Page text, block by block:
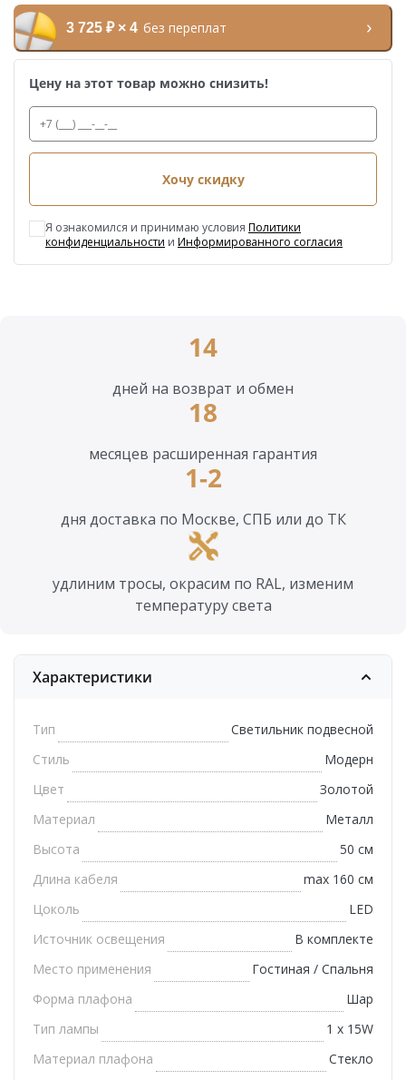
3 725 ₽ × 4 без переплат
Цену на этот товар можно снизить!
Хочу скидку
Я ознакомился и принимаю условия Политики
конфиденциальности и Информированного согласия
14
дней на возврат и обмен
18
месяцев расширенная гарантия
1-2
дня доставка по Москве, СПБ или до ТК
удлиним тросы, окрасим по RAL, изменим
температуру света
Характеристики
Тип
Светильник подвесной
Стиль
Модерн
Цвет
Золотой
Материал
Металл
Высота
50 см
Длина кабеля
max 160 см
Цоколь
LED
Источник освещения
В комплекте
Место применения
Гостиная / Спальня
Форма плафона
Шар
Тип лампы
1 х 15W
Материал плафона
Стекло